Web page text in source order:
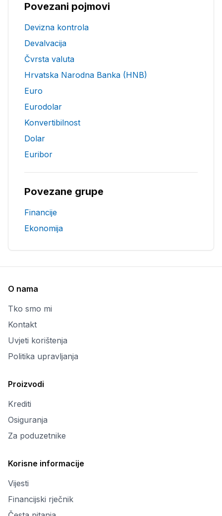
Povezani pojmovi
Devizna kontrola
Devalvacija
Čvrsta valuta
Hrvatska Narodna Banka (HNB)
Euro
Eurodolar
Konvertibilnost
Dolar
Euribor
Povezane grupe
Financije
Ekonomija
O nama
Tko smo mi
Kontakt
Uvjeti korištenja
Politika upravljanja
Proizvodi
Krediti
Osiguranja
Za poduzetnike
Korisne informacije
Vijesti
Financijski rječnik